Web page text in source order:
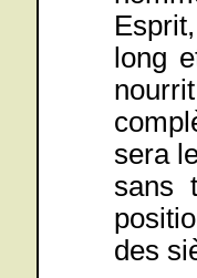
long
sera
sans
des